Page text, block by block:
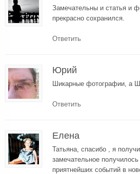
Замечательны и статья и
прекрасно сохранился.
Ответить
Юрий
Шикарные фотографии, а
Ответить
Елена
Татьяна, спасибо , я
замечательное
приятнейших событий в